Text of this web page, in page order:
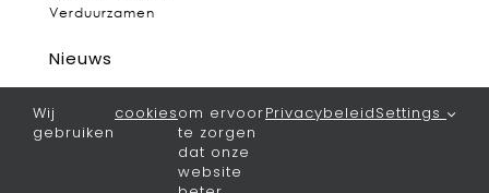
Verduurzamen
Nieuws
Het laatste nieuws
Wij
gebruiken
cookiesom ervoor
te zorgen
dat onze
website
PrivacybeleidSettings